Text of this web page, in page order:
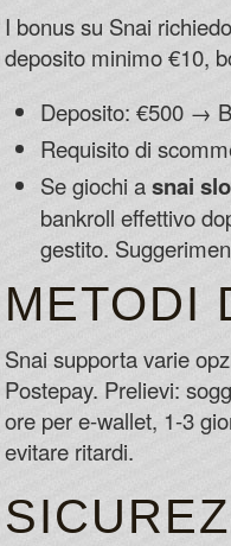
I bonus su Snai
deposito minimo €10,
Deposito: €500 →
Requisito di
Se giochi asnai
bankroll effettivo
gestito.
METODI
Snai supporta varie
Postepay. Prelievi:
ore per e-wallet, 1-3
evitare ritardi.